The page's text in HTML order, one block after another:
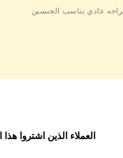
عادي يناسب الجنسين
العملاء الذين اشتروا